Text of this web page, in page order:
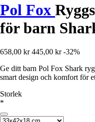
Pol Fox
för barn
658,00 kr 445,00 kr -32%
Ge ditt barn Pol Fox Shark
smart design och komfort för
Storlek
*